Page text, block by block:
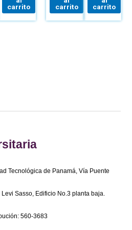
carrito
MÉTODOS
SEGÚN
EHE-08
carrito
Y
REPARACIÓN
DEL
carrito
Tecnológica de Panamá, Vía Puente
Sasso, Edificio No.3 planta baja.
560-3683